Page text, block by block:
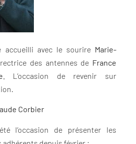
accueilli avec le sourire Marie-
des antennes de France
L’occasion de revenir sur
Corbier
l’occasion de présenter les